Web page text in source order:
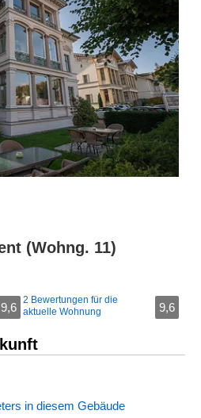
(Wohng. 11)
9,6
2 Bewertungen für die
aktuelle Wohnung
9,6
in diesem Gebäude